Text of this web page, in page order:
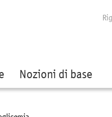
Nozioni di base